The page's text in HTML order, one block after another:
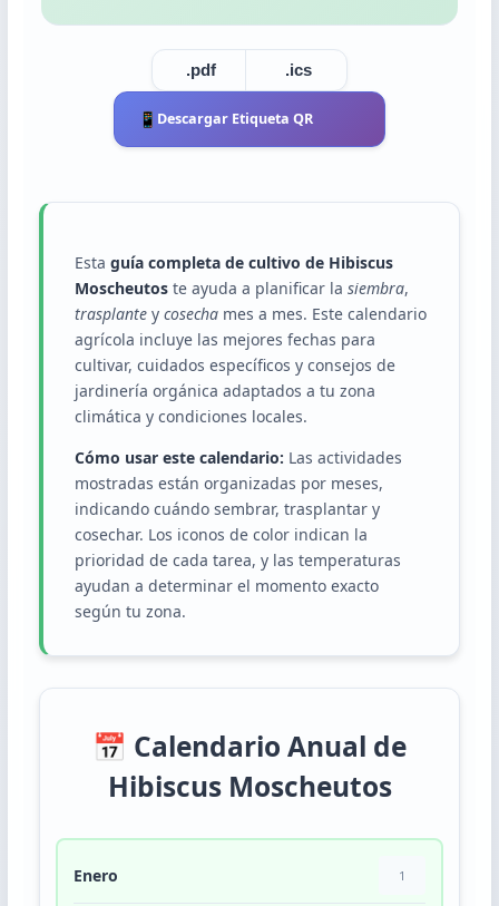
.pdf .ics
📱 Descargar Etiqueta QR
Esta guía completa de cultivo de Hibiscus
Moscheutos te ayuda a planificar la siembra,
trasplante y cosecha mes a mes. Este calendario
agrícola incluye las mejores fechas para
cultivar, cuidados específicos y consejos de
jardinería orgánica adaptados a tu zona
climática y condiciones locales.
Cómo usar este calendario: Las actividades
mostradas están organizadas por meses,
indicando cuándo sembrar, trasplantar y
cosechar. Los iconos de color indican la
prioridad de cada tarea, y las temperaturas
ayudan a determinar el momento exacto
según tu zona.
📅 Calendario Anual de
Hibiscus Moscheutos
Enero 1